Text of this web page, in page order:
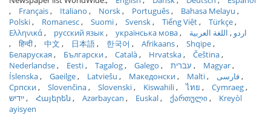
Français
Italiano Norsk Português
Bahasa Melayu
Polski
Romanesc Suomi Svensk Tiếng Việt
Türkçe
Ελληνικά
русский язык українська мова اردو
اللغة العربية
हिन्दी
中文 日本語 한국어 Afrikaans
Shqipe
Беларуская
Български Català Hrvatska
Čeština
Nederlandse
Eesti Tagalog Galego עברית
Magyar
Íslenska
Gaeilge Latviešu Македонски Malti
فارسی
Српски
Slovenčina Slovenski Kiswahili ไทย
Cymraeg
ייִדיש
Հայերեն Azərbaycan Euskal ქართული
Kreyòl
ayisyen